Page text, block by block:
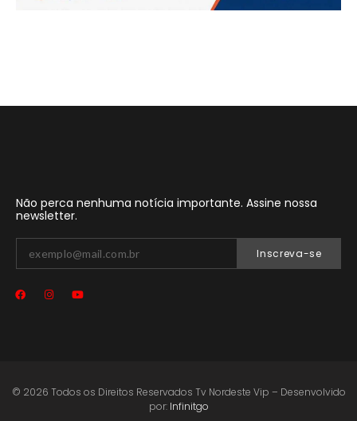
Não perca nenhuma notícia importante. Assine nossa
newsletter.
Inscreva-se
© 2026 Todos os Direitos Reservados Tv Nordeste Vip – Desenvolvido
por: Infinitgo